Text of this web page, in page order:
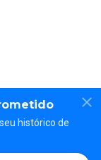
histórico de